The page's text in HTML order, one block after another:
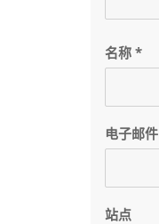
名称 *
电子邮件
站点